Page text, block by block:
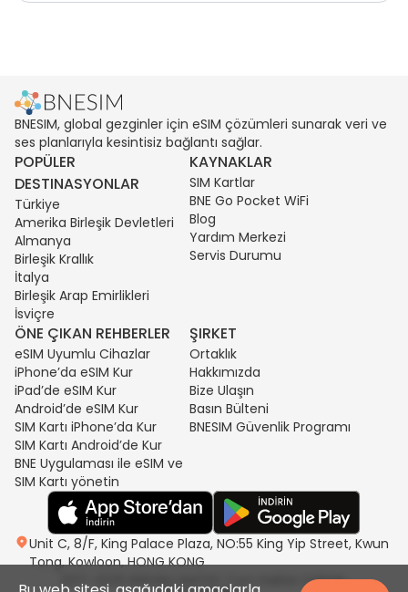
BNESIM, global gezginler için eSIM çözümleri sunarak veri ve
ses planlarıyla kesintisiz bağlantı sağlar.
POPÜLER
DESTINASYONLAR
Türkiye
Amerika Birleşik Devletleri
Almanya
Birleşik Krallık
İtalya
Birleşik Arap Emirlikleri
İsviçre
KAYNAKLAR
SIM Kartlar
BNE Go Pocket WiFi
Blog
Yardım Merkezi
Servis Durumu
ÖNE ÇIKAN REHBERLER
eSIM Uyumlu Cihazlar
iPhone’da eSIM Kur
iPad’de eSIM Kur
Android’de eSIM Kur
SIM Kartı iPhone’da Kur
SIM Kartı Android’de Kur
BNE Uygulaması ile eSIM ve
SIM Kartı yönetin
ŞIRKET
Ortaklık
Hakkımızda
Bize Ulaşın
Basın Bülteni
BNESIM Güvenlik Programı
Unit C, 8/F, King Palace Plaza, NO:55 King Yip Street, Kwun
Tong, Kowloon, HONG KONG
2017-2026 BNESIM LIMITED Tüm Hakları Saklıdır.